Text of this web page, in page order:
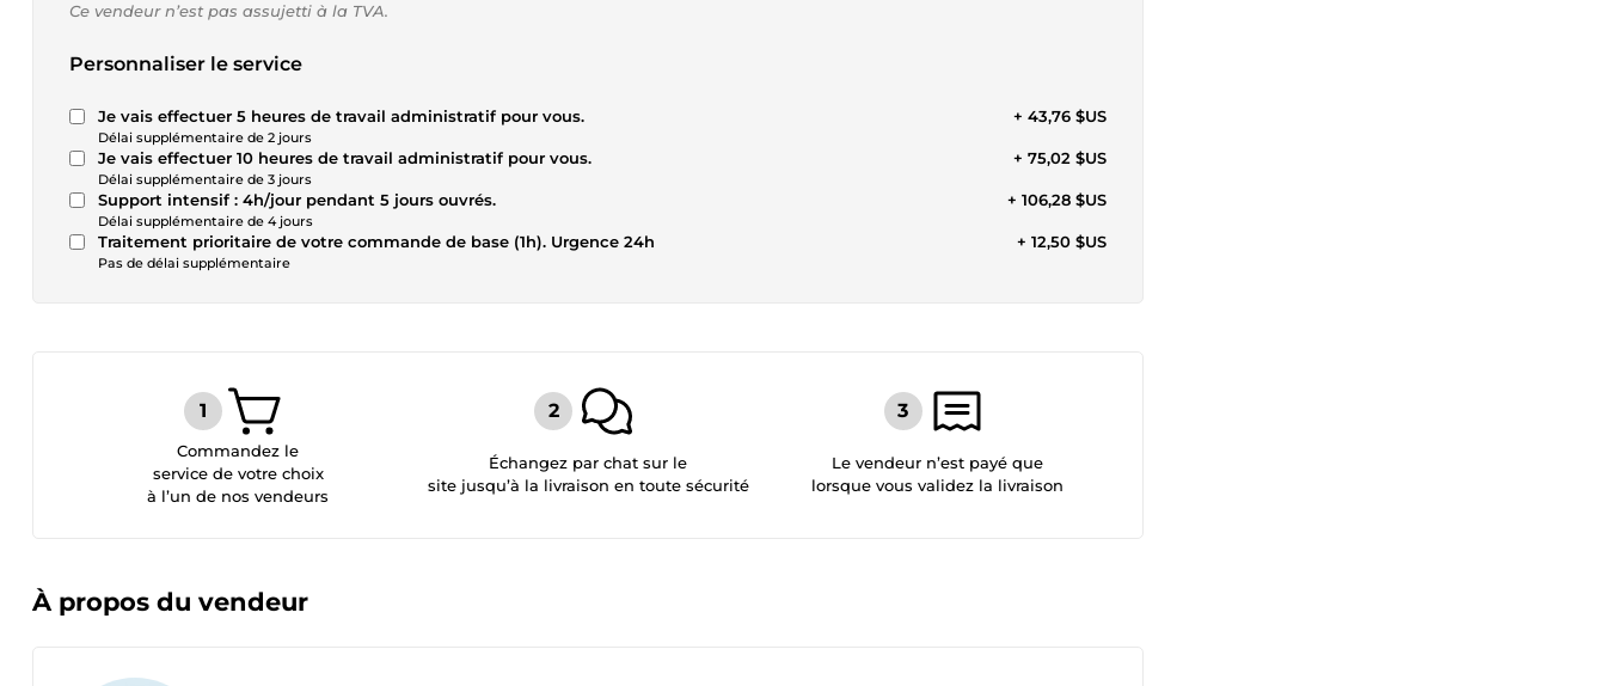
Ce vendeur n’est pas assujetti à la TVA.
Personnaliser le service
Je vais effectuer 5 heures de travail administratif pour vous.
Délai supplémentaire de 2 jours
+ 43,76 $US
Je vais effectuer 10 heures de travail administratif pour vous.
Délai supplémentaire de 3 jours
+ 75,02 $US
Support intensif : 4h/jour pendant 5 jours ouvrés.
Délai supplémentaire de 4 jours
+ 106,28 $US
Traitement prioritaire de votre commande de base (1h). Urgence 24h
Pas de délai supplémentaire
+ 12,50 $US
Commandez le
service de votre choix
à l’un de nos vendeurs
Échangez par chat sur le
site jusqu’à la livraison en toute sécurité
Le vendeur n’est payé que
lorsque vous validez la livraison
À propos du vendeur